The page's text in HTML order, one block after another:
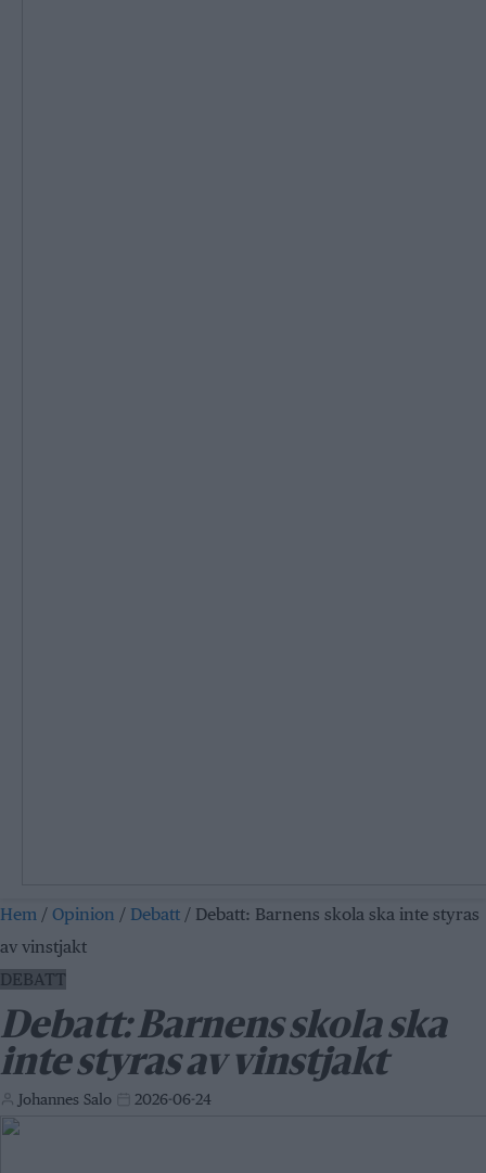
Hem / Opinion / Debatt / Debatt: Barnens skola ska inte styras
av vinstjakt
DEBATT
Debatt: Barnens skola ska
inte styras av vinstjakt
Johannes Salo 2026-06-24